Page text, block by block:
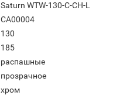
Saturn WTW-130-C-CH-L
СА00004
130
185
распашные
прозрачное
хром